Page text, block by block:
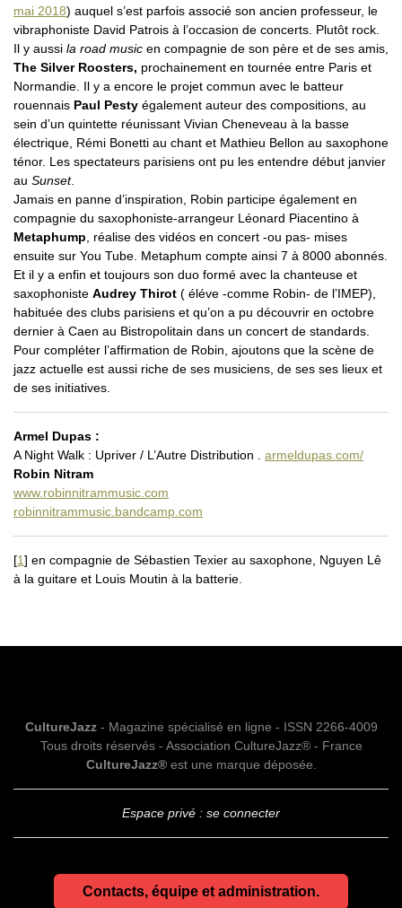
mai 2018) auquel s’est parfois associé son ancien professeur, le
vibraphoniste David Patrois à l’occasion de concerts. Plutôt rock.
Il y aussi la road music en compagnie de son père et de ses amis,
The Silver Roosters, prochainement en tournée entre Paris et
Normandie. Il y a encore le projet commun avec le batteur
rouennais Paul Pesty également auteur des compositions, au
sein d’un quintette réunissant Vivian Cheneveau à la basse
électrique, Rémi Bonetti au chant et Mathieu Bellon au saxophone
ténor. Les spectateurs parisiens ont pu les entendre début janvier
au Sunset.
Jamais en panne d’inspiration, Robin participe également en
compagnie du saxophoniste-arrangeur Léonard Piacentino à
Metaphump , réalise des vidéos en concert -ou pas- mises
ensuite sur You Tube. Metaphum compte ainsi 7 à 8000 abonnés.
Et il y a enfin et toujours son duo formé avec la chanteuse et
saxophoniste Audrey Thirot ( éléve -comme Robin- de l’IMEP),
habituée des clubs parisiens et qu’on a pu découvrir en octobre
dernier à Caen au Bistropolitain dans un concert de standards.
Pour compléter l’affirmation de Robin, ajoutons que la scène de
jazz actuelle est aussi riche de ses musiciens, de ses ses lieux et
de ses initiatives.
Armel Dupas :
A Night Walk : Upriver / L’Autre Distribution . armeldupas.com/
Robin Nitram
www.robinnitrammusic.com
robinnitrammusic.bandcamp.com
[1] en compagnie de Sébastien Texier au saxophone, Nguyen Lê
à la guitare et Louis Moutin à la batterie.
CultureJazz- Magazine spécialisé en ligne - ISSN 2266-4009
Tous droits réservés - Association CultureJazz® - France
CultureJazz®est une marque déposée.
Espace privé : se connecter
Contacts, équipe et administration.